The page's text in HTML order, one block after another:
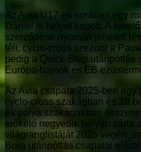
Az Avia U17-es sorában egy
Dániel is helyet kapott. A
szerződése nyomán jöhetett
téli, cyclo-cross szezont a
pedig a Quick-Step utánpótlás
Európa-bajnok és EB
Az Avia csapata 2025-ben
cyclo-cross szakágban és 18
és pálya szakágakban
előkelő negyedik helyen zárta
világranglistáját 2025 végén,
Bora utánpótlás csapatai